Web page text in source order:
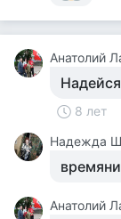
Анатолий
8 лет
Надежда
Анатолий